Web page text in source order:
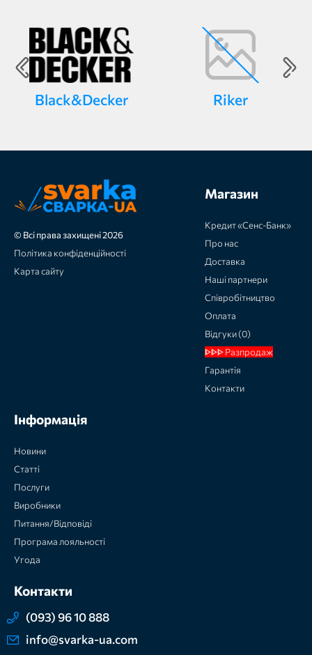
Black&Decker Riker
© Всі права захищені 2026
Політика конфіденційності
Карта сайту
Магазин
Кредит «Сенс-Банк»
Про нас
Доставка
Наші партнери
Співробітництво
Оплата
Відгуки (0)
ᐈᐈᐈ Разпродаж
Гарантія
Контакти
Інформація
Новини
Статті
Послуги
Виробники
Питання/Відповіді
Програма лояльності
Угода
Контакти
(093) 96 10 888
info@svarka-ua.com